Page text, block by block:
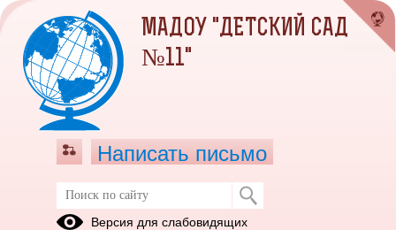
Безопасность и здоровье
МАДОУ "ДЕТСКИЙ САД
№11"
Написать письмо
Версия для слабовидящих